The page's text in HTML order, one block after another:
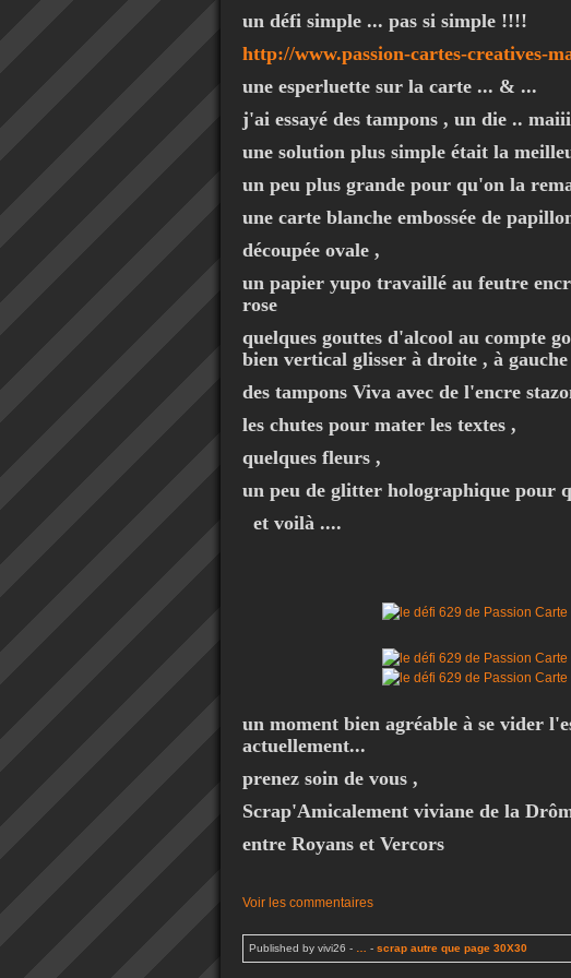
un défi simple ... pas si simple !!!!
http://www.passion-cartes-creatives-
une esperluette sur la carte ... & ...
j'ai essayé des tampons , un die ..
une solution plus simple était la
un peu plus grande pour qu'on la
une carte blanche embossée de
découpée ovale ,
un papier yupo travaillé au feutre
rose
quelques gouttes d'alcool au compte
bien vertical glisser à droite , à
des tampons Viva avec de l'encre
les chutes pour mater les textes ,
quelques fleurs ,
un peu de glitter holographique pour
et voilà ....
un moment bien agréable à se vider
actuellement...
prenez soin de vous ,
Scrap'Amicalement viviane de la
entre Royans et Vercors
Voir les commentaires
Published by vivi26 - - scrap autre que page 30X30